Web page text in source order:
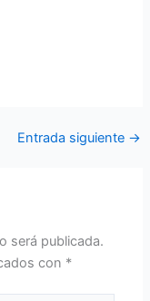
Entrada siguiente →
será publicada.
con *